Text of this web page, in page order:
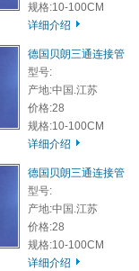
规格:10-100CM
详细介绍
德国贝朗三通连接管
型号:
产地:中国.江苏
价格:28
规格:10-100CM
详细介绍
德国贝朗三通连接管
型号:
产地:中国.江苏
价格:28
规格:10-100CM
详细介绍